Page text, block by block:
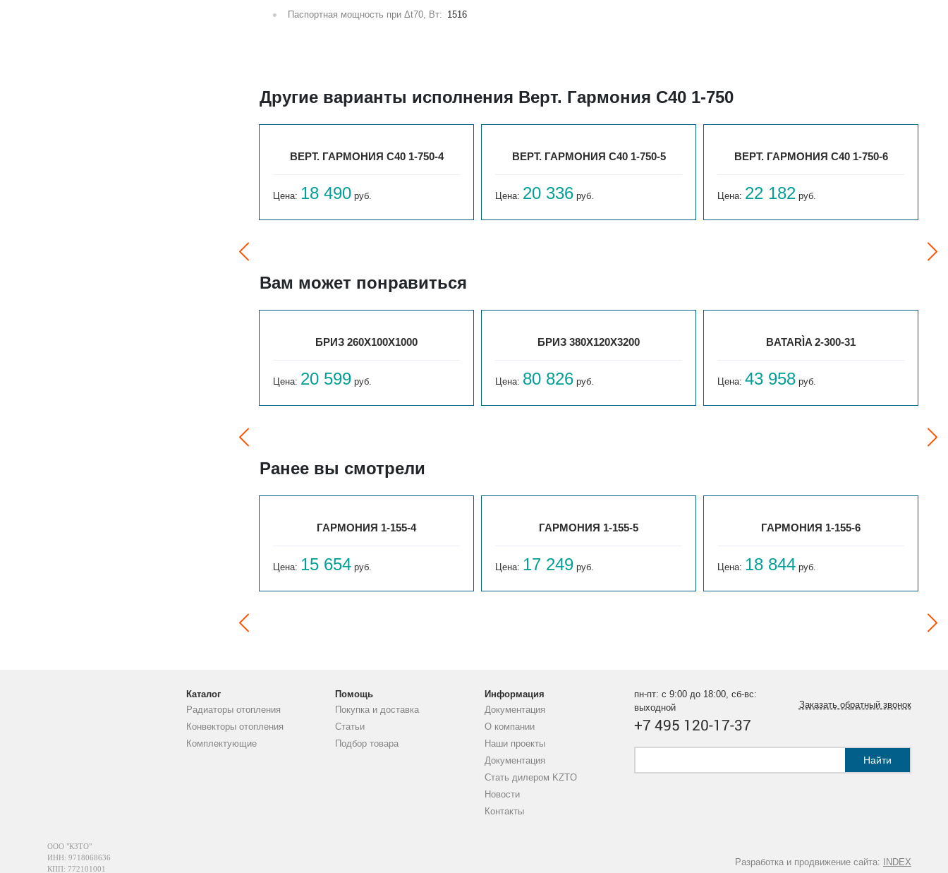
Паспортная мощность при Δt70, Вт: 1516
Другие варианты исполнения Верт. Гармония С40 1-750
ВЕРТ. ГАРМОНИЯ С40 1-750-4
Цена: 18 490 руб.
ВЕРТ. ГАРМОНИЯ С40 1-750-5
Цена: 20 336 руб.
ВЕРТ. ГАРМОНИЯ С40 1-750-6
Цена: 22 182 руб.
Вам может понравиться
БРИЗ 260Х100Х1000
Цена: 20 599 руб.
БРИЗ 380Х120Х3200
Цена: 80 826 руб.
BATARÌA 2-300-31
Цена: 43 958 руб.
Ранее вы смотрели
ГАРМОНИЯ 1-155-4
Цена: 15 654 руб.
ГАРМОНИЯ 1-155-5
Цена: 17 249 руб.
ГАРМОНИЯ 1-155-6
Цена: 18 844 руб.
Каталог
Радиаторы отопления
Конвекторы отопления
Комплектующие
Помощь
Покупка и доставка
Статьи
Подбор товара
Информация
Документация
О компании
Наши проекты
Документация
Стать дилером KZTO
Новости
Контакты
пн-пт: с 9:00 до 18:00, сб-вс:
выходной
+7 495 120-17-37
Заказать обратный звонок
Найти
Разработка и продвижение сайта: INDEX
ООО "КЗТО"
ИНН: 9718068636
КПП: 772101001